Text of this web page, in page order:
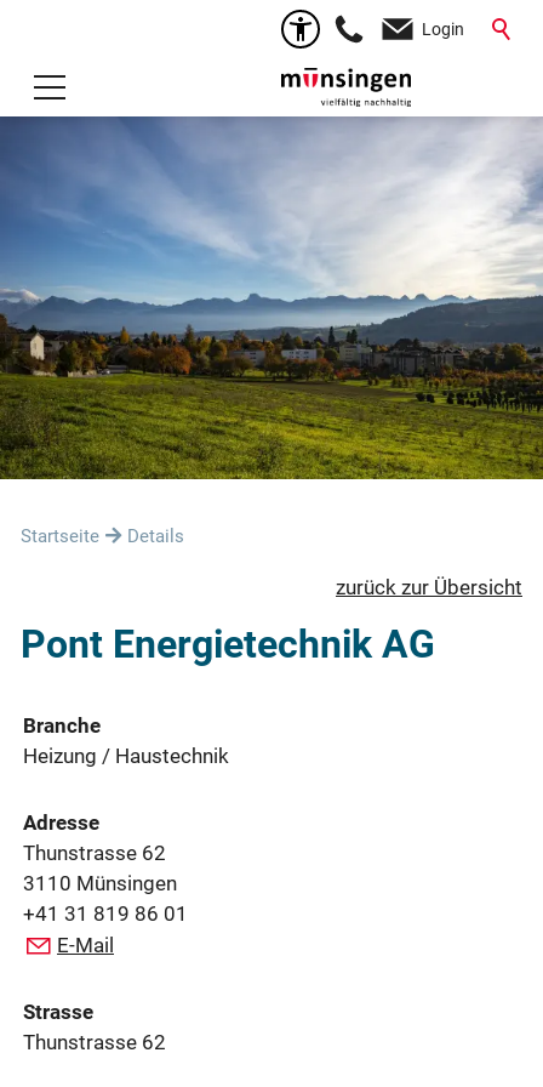
Login
Startseite Details
zurück zur Übersicht
Pont Energietechnik AG
Branche
Heizung / Haustechnik
Adresse
Thunstrasse 62
3110 Münsingen
+41 31 819 86 01
E-Mail
Strasse
Thunstrasse 62